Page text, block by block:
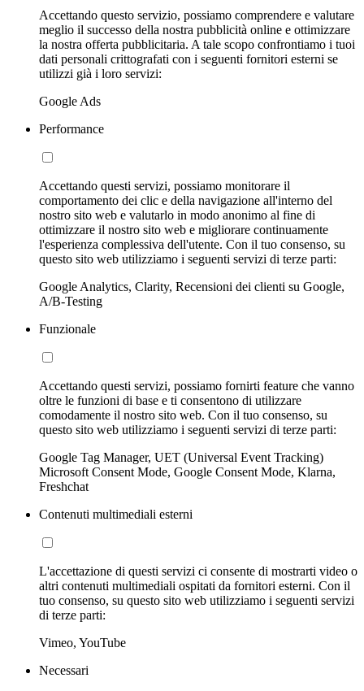
Accettando questo servizio, possiamo comprendere e valutare
meglio il successo della nostra pubblicità online e ottimizzare
la nostra offerta pubblicitaria. A tale scopo confrontiamo i tuoi
dati personali crittografati con i seguenti fornitori esterni se
utilizzi già i loro servizi:
Google Ads
Performance
Accettando questi servizi, possiamo monitorare il
comportamento dei clic e della navigazione all'interno del
nostro sito web e valutarlo in modo anonimo al fine di
ottimizzare il nostro sito web e migliorare continuamente
l'esperienza complessiva dell'utente. Con il tuo consenso, su
questo sito web utilizziamo i seguenti servizi di terze parti:
Google Analytics, Clarity, Recensioni dei clienti su Google,
A/B-Testing
Funzionale
Accettando questi servizi, possiamo fornirti feature che vanno
oltre le funzioni di base e ti consentono di utilizzare
comodamente il nostro sito web. Con il tuo consenso, su
questo sito web utilizziamo i seguenti servizi di terze parti:
Google Tag Manager, UET (Universal Event Tracking)
Microsoft Consent Mode, Google Consent Mode, Klarna,
Freshchat
Contenuti multimediali esterni
L'accettazione di questi servizi ci consente di mostrarti video o
altri contenuti multimediali ospitati da fornitori esterni. Con il
tuo consenso, su questo sito web utilizziamo i seguenti servizi
di terze parti:
Vimeo, YouTube
Necessari